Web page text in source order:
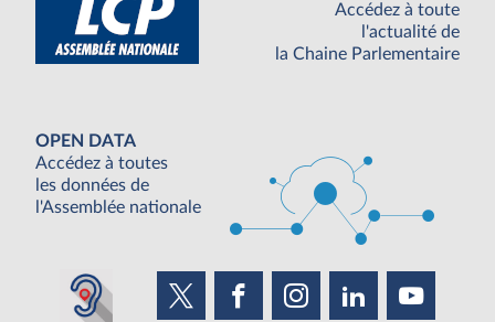
Accédez à toute
l'actualité de
la Chaine Parlementaire
OPEN DATA
Accédez à toutes
les données de
l'Assemblée nationale